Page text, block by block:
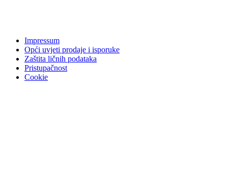
Impressum
Opći uvjeti prodaje i isporuke
Zaštita ličnih podataka
Pristupačnost
Cookie